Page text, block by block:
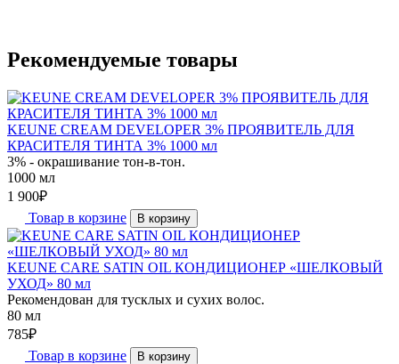
Рекомендуемые товары
KEUNE CREAM DEVELOPER 3% ПРОЯВИТЕЛЬ ДЛЯ
КРАСИТЕЛЯ ТИНТА 3% 1000 мл
3% - окрашивание тон-в-тон.
1000 мл
1 900₽
Товар в корзине
В корзину
KEUNE CARE SATIN OIL КОНДИЦИОНЕР «ШЕЛКОВЫЙ
УХОД» 80 мл
Рекомендован для тусклых и сухих волос.
80 мл
785₽
Товар в корзине
В корзину